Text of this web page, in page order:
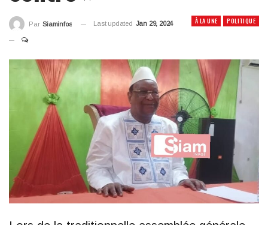
À LA UNE POLITIQUE
Par Siaminfos Last updated Jan 29, 2024